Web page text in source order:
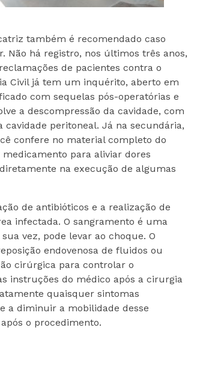
também é recomendado caso
há registro, nos últimos três anos,
de pacientes contra o
Civil já tem um inquérito, aberto em
com sequelas pós-operatórias e
a descompressão da cavidade, com
peritoneal. Já na secundária,
confere no material completo do
medicamento para aliviar dores
na execução de algumas
de antibióticos e a realização de
infectada. O sangramento é uma
vez, pode levar ao choque. O
endovenosa de fluidos ou
cirúrgica para controlar o
instruções do médico após a cirurgia
quaisquer sintomas
a diminuir a mobilidade desse
o procedimento.